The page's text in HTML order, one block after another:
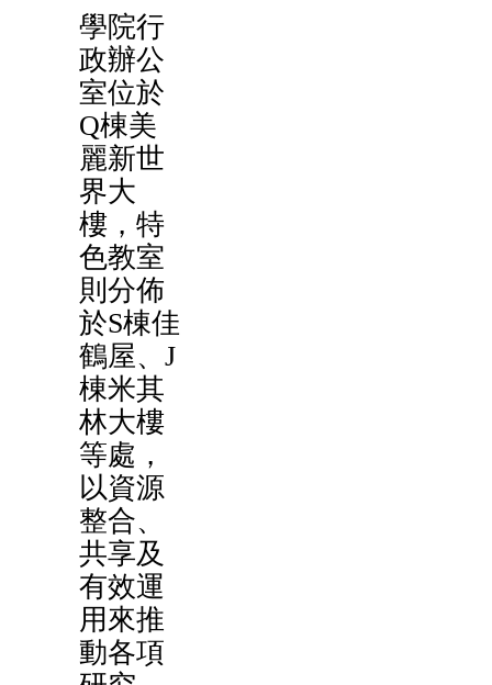
學院行
政辦公
室位於
Q棟美
麗新世
界大
樓，特
色教室
則分佈
於S棟佳
鶴屋、J
棟米其
林大樓
等處，
以資源
整合、
共享及
有效運
用來推
動各項